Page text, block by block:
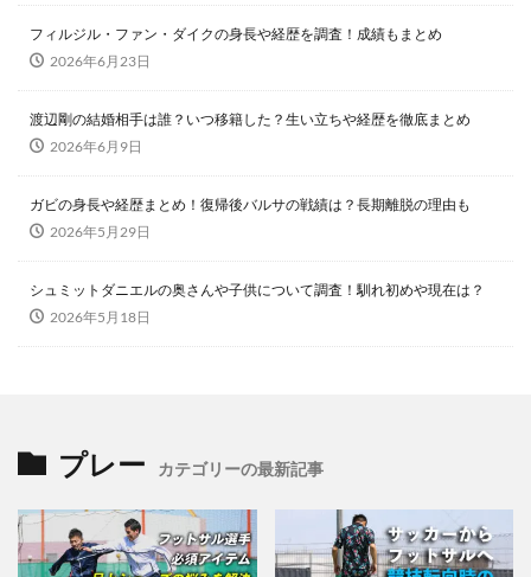
フィルジル・ファン・ダイクの身長や経歴を調査！成績もまとめ
2026年6月23日
渡辺剛の結婚相手は誰？いつ移籍した？生い立ちや経歴を徹底まとめ
2026年6月9日
ガビの身長や経歴まとめ！復帰後バルサの戦績は？長期離脱の理由も
2026年5月29日
シュミットダニエルの奥さんや子供について調査！馴れ初めや現在は？
2026年5月18日
プレー カテゴリーの最新記事